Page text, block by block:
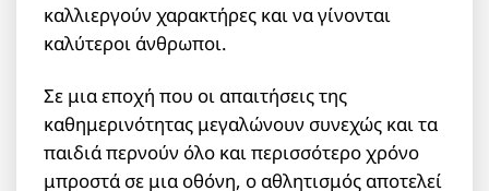
καλλιεργούν χαρακτήρες και να γίνονται
καλύτεροι άνθρωποι.
Σε μια εποχή που οι απαιτήσεις της
καθημερινότητας μεγαλώνουν συνεχώς και τα
παιδιά περνούν όλο και περισσότερο χρόνο
μπροστά σε μια οθόνη, ο αθλητισμός αποτελεί